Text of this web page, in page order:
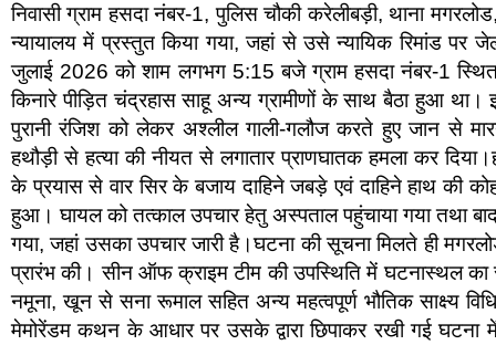
निवासी ग्राम हसदा नंबर-1, पुलिस चौकी करेलीबड़ी, थाना
न्यायालय में प्रस्तुत किया गया, जहां से उसे न्यायिक रिमांड
जुलाई 2026 को शाम लगभग 5:15 बजे ग्राम हसदा नंबर-1
किनारे पीड़ित चंद्रहास साहू अन्य ग्रामीणों के साथ बैठा हुआ था।
पुरानी रंजिश को लेकर अश्लील गाली-गलौज करते हुए जान से
हथौड़ी से हत्या की नीयत से लगातार प्राणघातक हमला कर
के प्रयास से वार सिर के बजाय दाहिने जबड़े एवं दाहिने हाथ की
हुआ। घायल को तत्काल उपचार हेतु अस्पताल पहुंचाया गया तथा
गया, जहां उसका उपचार जारी है।घटना की सूचना मिलते ही
प्रारंभ की। सीन ऑफ क्राइम टीम की उपस्थिति में घटनास्थल का
नमूना, खून से सना रूमाल सहित अन्य महत्वपूर्ण भौतिक साक्ष्य
मेमोरेंडम कथन के आधार पर उसके द्वारा छिपाकर रखी गई घटना